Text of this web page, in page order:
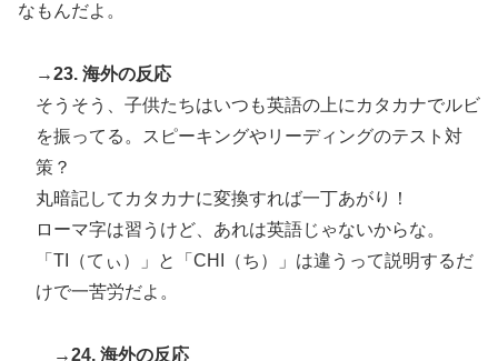
なもんだよ。
→23. 海外の反応
そうそう、子供たちはいつも英語の上にカタカナでルビ
を振ってる。スピーキングやリーディングのテスト対
策？
丸暗記してカタカナに変換すれば一丁あがり！
ローマ字は習うけど、あれは英語じゃないからな。
「TI（てぃ）」と「CHI（ち）」は違うって説明するだ
けで一苦労だよ。
→24. 海外の反応